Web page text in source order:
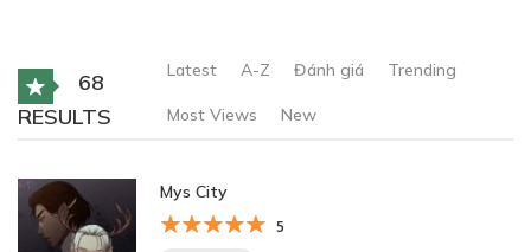
68
RESULTS
Latest A-Z Đánh giá Trending
Most Views New
Mys City
5